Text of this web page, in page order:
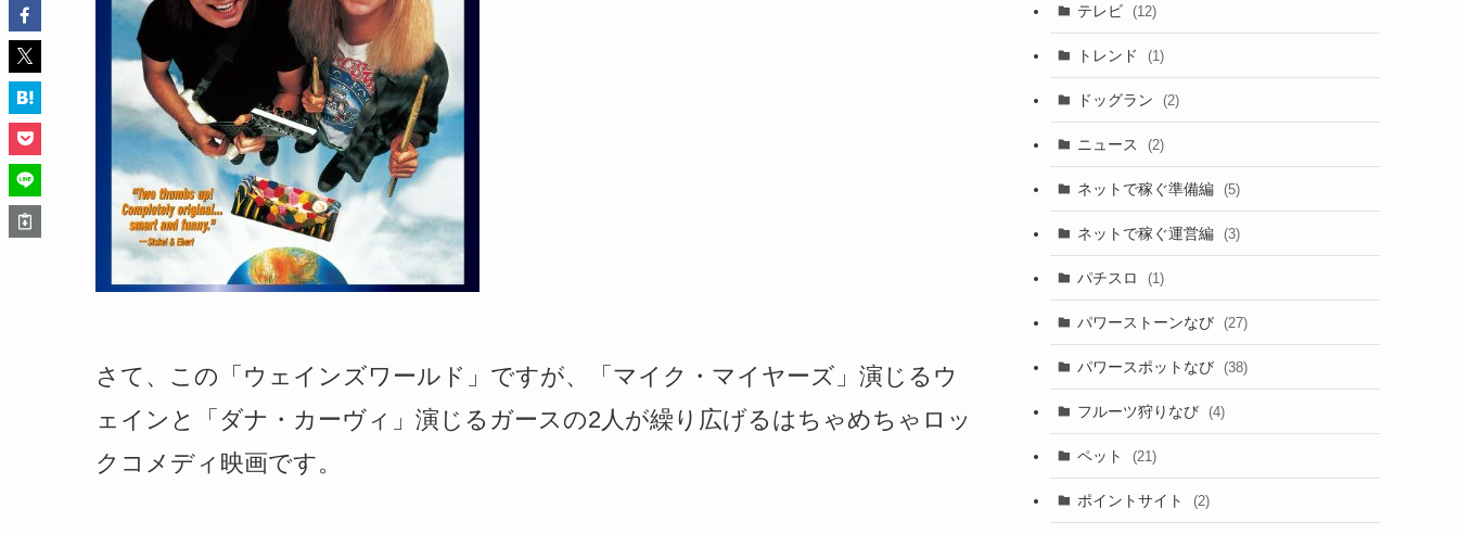
さて、この「ウェインズワールド」ですが、「マイク・マイヤーズ」演じるウ
ェインと「ダナ・カーヴィ」演じるガースの2人が繰り広げるはちゃめちゃロッ
クコメディ映画です。
テレビ (12)
トレンド (1)
ドッグラン (2)
ニュース (2)
ネットで稼ぐ準備編 (5)
ネットで稼ぐ運営編 (3)
パチスロ (1)
パワーストーンなび (27)
パワースポットなび (38)
フルーツ狩りなび (4)
ペット (21)
ポイントサイト (2)